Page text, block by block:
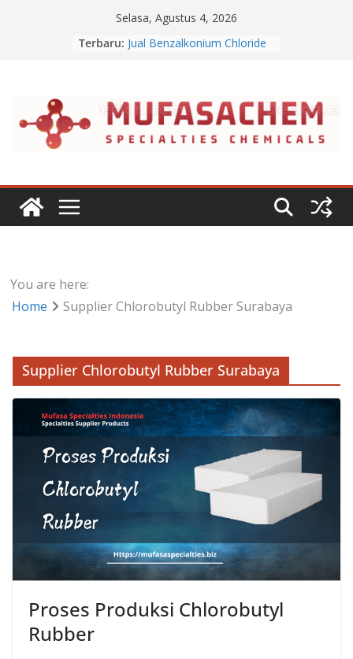
Selasa, Agustus 4, 2026
Terbaru:
Jual Sodium Alginate
Jual Benzalkonium Chloride
You are here:
Home
Supplier Chlorobutyl Rubber Surabaya
Supplier Chlorobutyl Rubber Surabaya
Proses Produksi Chlorobutyl
Rubber